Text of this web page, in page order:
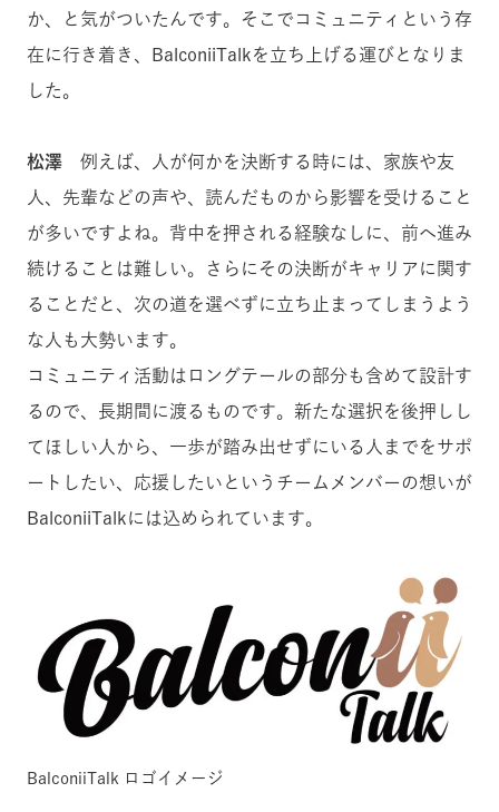
か、と気がついたんです。そこでコミュニティという存
在に行き着き、BalconiiTalkを立ち上げる運びとなりま
した。
松澤 例えば、人が何かを決断する時には、家族や友
人、先輩などの声や、読んだものから影響を受けること
が多いですよね。背中を押される経験なしに、前へ進み
続けることは難しい。さらにその決断がキャリアに関す
ることだと、次の道を選べずに立ち止まってしまうよう
な人も大勢います。
コミュニティ活動はロングテールの部分も含めて設計す
るので、長期間に渡るものです。新たな選択を後押しし
てほしい人から、一歩が踏み出せずにいる人までをサポ
ートしたい、応援したいというチームメンバーの想いが
BalconiiTalkには込められています。
BalconiiTalk ロゴイメージ